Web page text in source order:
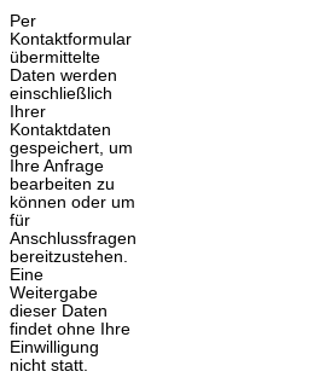
Per
Kontaktformular
übermittelte
Daten werden
einschließlich
Ihrer
Kontaktdaten
gespeichert, um
Ihre Anfrage
bearbeiten zu
können oder um
für
Anschlussfragen
bereitzustehen.
Eine
Weitergabe
dieser Daten
findet ohne Ihre
Einwilligung
nicht statt.